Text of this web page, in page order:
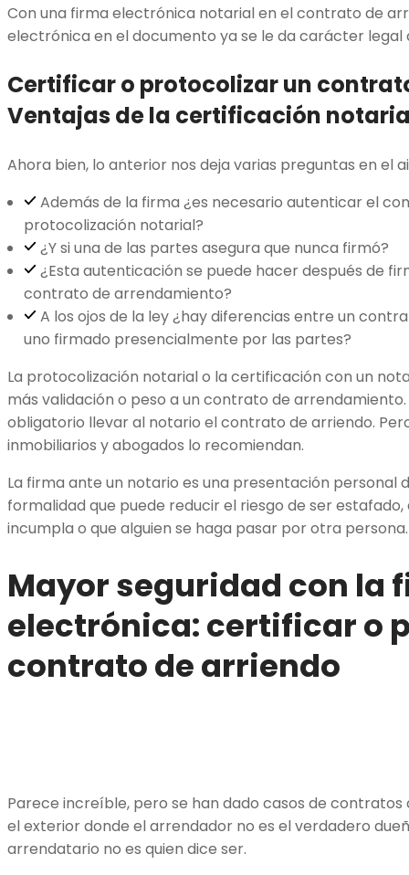
Con una firma electrónica notarial en el contrato de
electrónica en el documento ya se le da carácter legal
Certificar o protocolizar un
Ventajas de la certificación
Ahora bien, lo anterior nos deja varias preguntas en el
Además de la firma ¿es necesario autenticar el
protocolización notarial?
¿Y si una de las partes asegura que nunca firmó?
¿Esta autenticación se puede hacer después de
contrato de arrendamiento?
A los ojos de la ley ¿hay diferencias entre un
uno firmado presencialmente por las partes?
La protocolización notarial o la certificación con un
más validación o peso a un contrato de arrendamiento.
obligatorio llevar al notario el contrato de arriendo.
inmobiliarios y abogados lo recomiendan.
La firma ante un notario es una presentación personal
formalidad que puede reducir el riesgo de ser
incumpla o que alguien se haga pasar por otra
Mayor seguridad con la
electrónica: certificar o
contrato de arriendo
Parece increíble, pero se han dado casos de
el exterior donde el arrendador no es el verdadero
arrendatario no es quien dice ser.